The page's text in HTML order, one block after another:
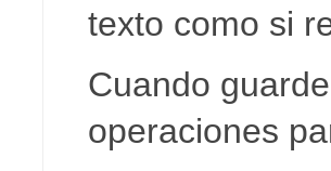
texto como si
Cuando
operaciones